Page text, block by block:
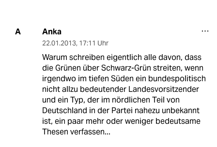
A Anka
22.01.2013, 17:11 Uhr
Warum schreiben eigentlich alle davon, dass
die Grünen über Schwarz-Grün streiten, wenn
irgendwo im tiefen Süden ein bundespolitisch
nicht allzu bedeutender Landesvorsitzender
und ein Typ, der im nördlichen Teil von
Deutschland in der Partei nahezu unbekannt
ist, ein paar mehr oder weniger bedeutsame
Thesen verfassen...